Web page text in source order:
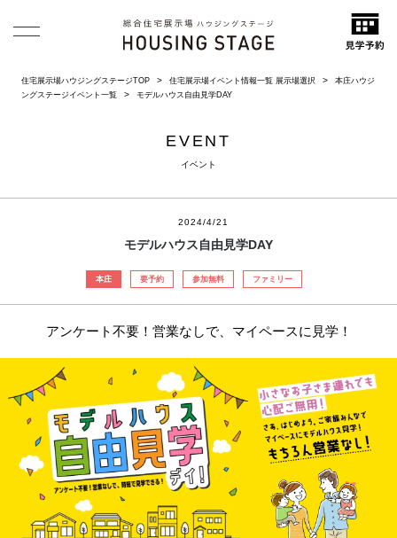
住宅展示場ハウジングステージTOP 住宅展示場イベント情報一覧 展示場選択
本庄ハウジ
ングステージイベント一覧
モデルハウス自由見学DAY
EVENT
イベント
2024/4/21
モデルハウス自由見学DAY
本庄 要予約 参加無料 ファミリー
アンケート不要！営業なしで、マイペースに見学！